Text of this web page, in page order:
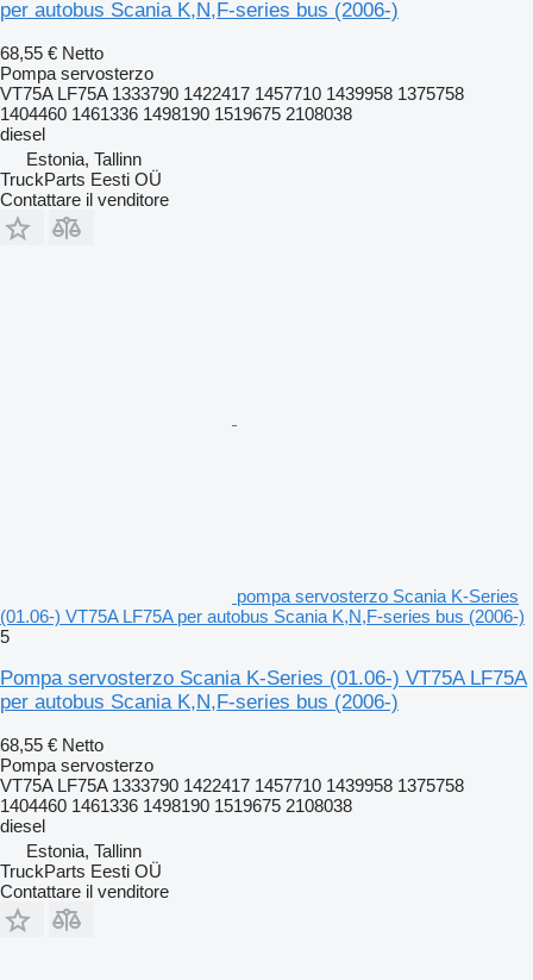
per autobus Scania K,N,F-series bus (2006-)
68,55 € Netto
Pompa servosterzo
VT75A LF75A 1333790 1422417 1457710 1439958 1375758
1404460 1461336 1498190 1519675 2108038
diesel
Estonia, Tallinn
TruckParts Eesti OÜ
Contattare il venditore
pompa servosterzo Scania K-Series
(01.06-) VT75A LF75A per autobus Scania K,N,F-series bus (2006-)
5
Pompa servosterzo Scania K-Series (01.06-) VT75A LF75A
per autobus Scania K,N,F-series bus (2006-)
68,55 € Netto
Pompa servosterzo
VT75A LF75A 1333790 1422417 1457710 1439958 1375758
1404460 1461336 1498190 1519675 2108038
diesel
Estonia, Tallinn
TruckParts Eesti OÜ
Contattare il venditore